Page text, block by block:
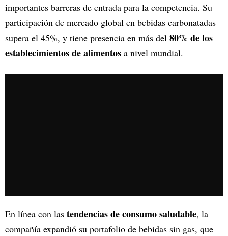
importantes barreras de entrada para la competencia. Su
participación de mercado global en bebidas carbonatadas
supera el 45%, y tiene presencia en más del 80% de los
establecimientos de alimentos a nivel mundial.
En línea con las tendencias de consumo saludable, la
compañía expandió su portafolio de bebidas sin gas, que